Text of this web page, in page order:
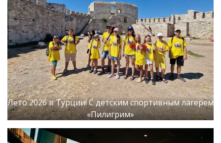
Лето 2026 в Турции! С детским спортивным лагерем
«Пилигрим»